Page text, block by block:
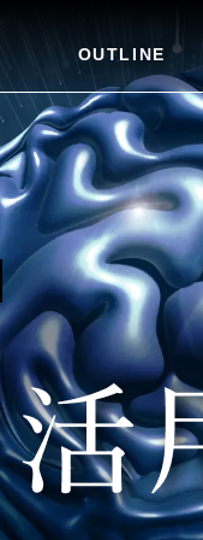
OUTLINE